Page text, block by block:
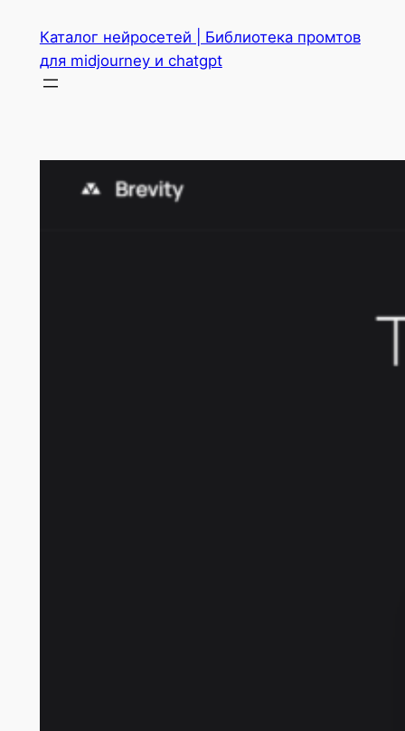
содержимому
Каталог нейросетей | Библиотека промтов
для midjourney и chatgpt